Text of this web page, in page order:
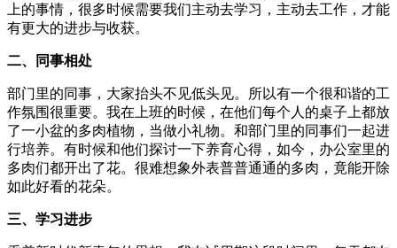
上的事情，很多时候需要我们主动去学习，主动去工作，才能
有更大的进步与收获。
二、同事相处
部门里的同事，大家抬头不见低头见。所以有一个很和谐的工
作氛围很重要。我在上班的时候，在他们每个人的桌子上都放
了一小盆的多肉植物，当做小礼物。和部门里的同事们一起进
行培养。有时候和他们探讨一下养育心得，如今，办公室里的
多肉们都开出了花。很难想象外表普普通通的多肉，竟能开除
如此好看的花朵。
三、学习进步